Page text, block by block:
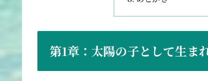
第1章：太陽の子として生